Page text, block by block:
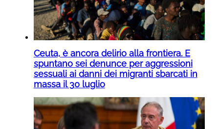
Ceuta, è ancora delirio alla frontiera. E
spuntano sei denunce per aggressioni
sessuali ai danni dei migranti sbarcati in
massa il 30 luglio